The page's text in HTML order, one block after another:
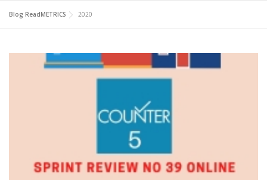
ANALYSES DE PLATEFORMES
RENDEZ-VOUS
Blog ReadMETRICS 2020